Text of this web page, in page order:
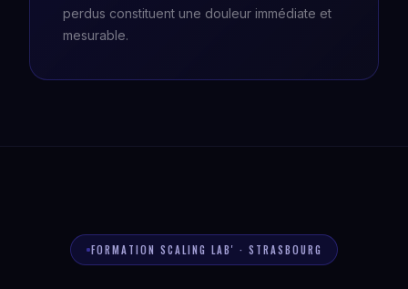
perdus constituent une douleur immédiate et
mesurable.
FORMATION SCALING LAB' · STRASBOURG